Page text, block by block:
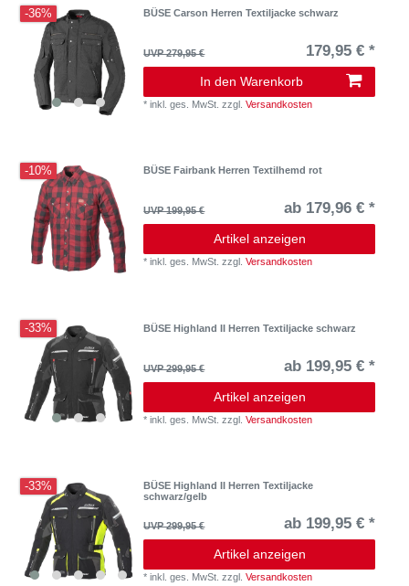
-36% BÜSE Carson Herren Textiljacke schwarz
UVP 279,95 € 179,95 € *
In den Warenkorb
*inkl. ges. MwSt. zzgl.Versandkosten
-10% BÜSE Fairbank Herren Textilhemd rot
UVP 199,95 € ab 179,96 € *
Artikel anzeigen
*inkl. ges. MwSt. zzgl.Versandkosten
-33% BÜSE Highland II Herren Textiljacke schwarz
UVP 299,95 € ab 199,95 € *
Artikel anzeigen
*inkl. ges. MwSt. zzgl.Versandkosten
-33%
BÜSE Highland II Herren Textiljacke
schwarz/gelb
UVP 299,95 € ab 199,95 € *
Artikel anzeigen
*inkl. ges. MwSt. zzgl.Versandkosten